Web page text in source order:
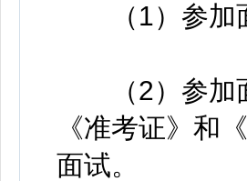
（1）参加面
（2）参加面
《准考证》和
面试。